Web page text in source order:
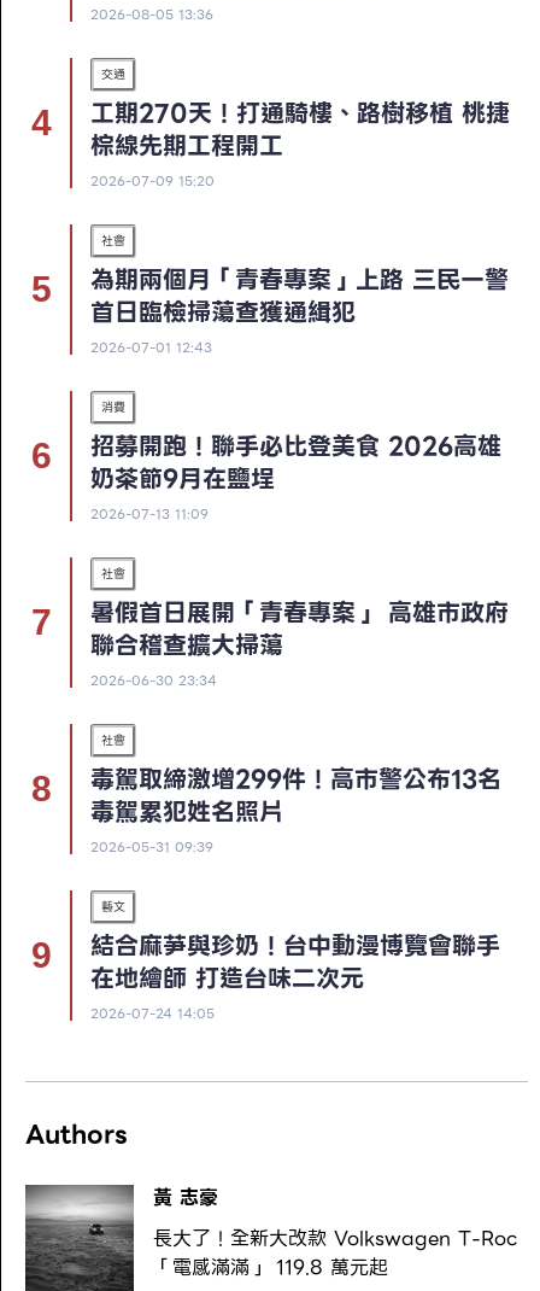
2026-08-05 13:36
交通
工期270天！打通騎樓、路樹移植 桃捷
棕線先期工程開工
2026-07-09 15:20
社會
為期兩個月「青春專案」上路 三民一警
首日臨檢掃蕩查獲通緝犯
2026-07-01 12:43
消費
招募開跑！聯手必比登美食 2026高雄
奶茶節9月在鹽埕
2026-07-13 11:09
社會
暑假首日展開「青春專案」 高雄市政府
聯合稽查擴大掃蕩
2026-06-30 23:34
社會
毒駕取締激增299件！高市警公布13名
毒駕累犯姓名照片
2026-05-31 09:39
藝文
結合麻芛與珍奶！台中動漫博覽會聯手
在地繪師 打造台味二次元
2026-07-24 14:05
Authors
黃 志豪
長大了！全新大改款 Volkswagen T-Roc
「電感滿滿」 119.8 萬元起